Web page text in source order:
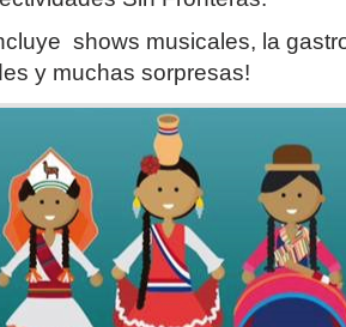
shows musicales, la
y muchas sorpresas!